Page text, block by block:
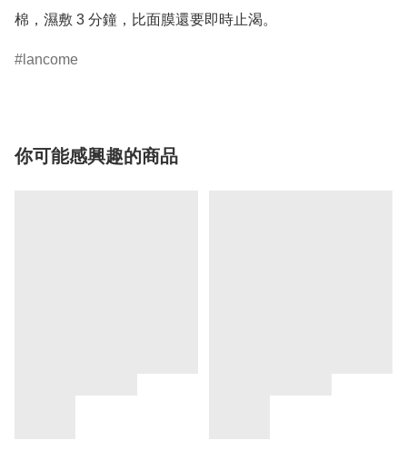
棉，濕敷 3 分鐘，比面膜還要即時止渴。
lancome
你可能感興趣的商品